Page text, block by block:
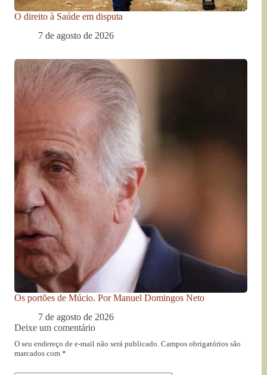
O direito à Saúde em disputa
7 de agosto de 2026
Os portões de Múcio. Por Manuel Domingos Neto
7 de agosto de 2026
Deixe um comentário
O seu endereço de e-mail não será publicado. Campos obrigatórios são
marcados com *